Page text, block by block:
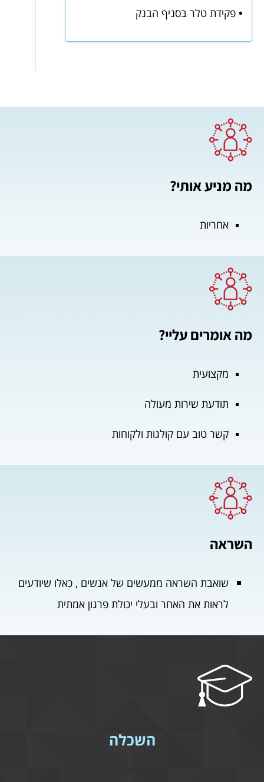
• פקידת טלר בסניף הבנק
מה מניע אותי?
אחריות
מה אומרים עליי?
מקצועית
תודעת שירות מעולה
קשר טוב עם קולגות ולקוחות
השראה
שואבת השראה ממעשים של אנשים , כאלו שיודעים
לראות את האחר ובעלי יכולת פרגון אמתית
השכלה